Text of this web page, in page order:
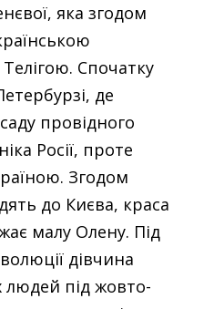
яка згодом
Спочатку
де
провідного
Росії, проте
Згодом
до Києва, краса
малу Олену. Під
дівчина
людей під жовто-